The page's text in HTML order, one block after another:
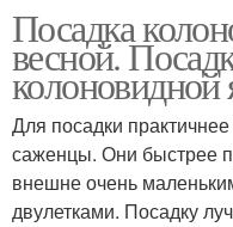
Посадка
весной.
колоновидной
Для посадки
саженцы. Они быстрее
внешне очень
двулетками. Посадку